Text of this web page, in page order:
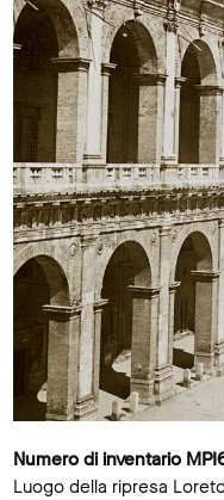
Numero di inventario
Luogo della ripresa